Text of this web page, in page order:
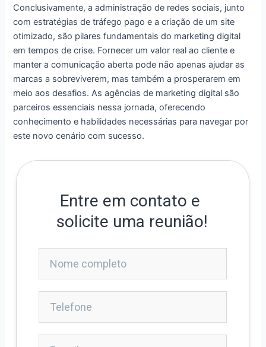
Conclusivamente, a administração de redes sociais, junto
com estratégias de tráfego pago e a criação de um site
otimizado, são pilares fundamentais do marketing digital
em tempos de crise. Fornecer um valor real ao cliente e
manter a comunicação aberta pode não apenas ajudar as
marcas a sobreviverem, mas também a prosperarem em
meio aos desafios. As agências de marketing digital são
parceiros essenciais nessa jornada, oferecendo
conhecimento e habilidades necessárias para navegar por
este novo cenário com sucesso.